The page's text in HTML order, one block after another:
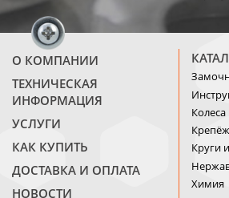
О КОМПАНИИ
ТЕХНИЧЕСКАЯ
ИНФОРМАЦИЯ
УСЛУГИ
КАК КУПИТЬ
ДОСТАВКА И ОПЛАТА
НОВОСТИ
Колеса
Крепёж
Круги
Химия